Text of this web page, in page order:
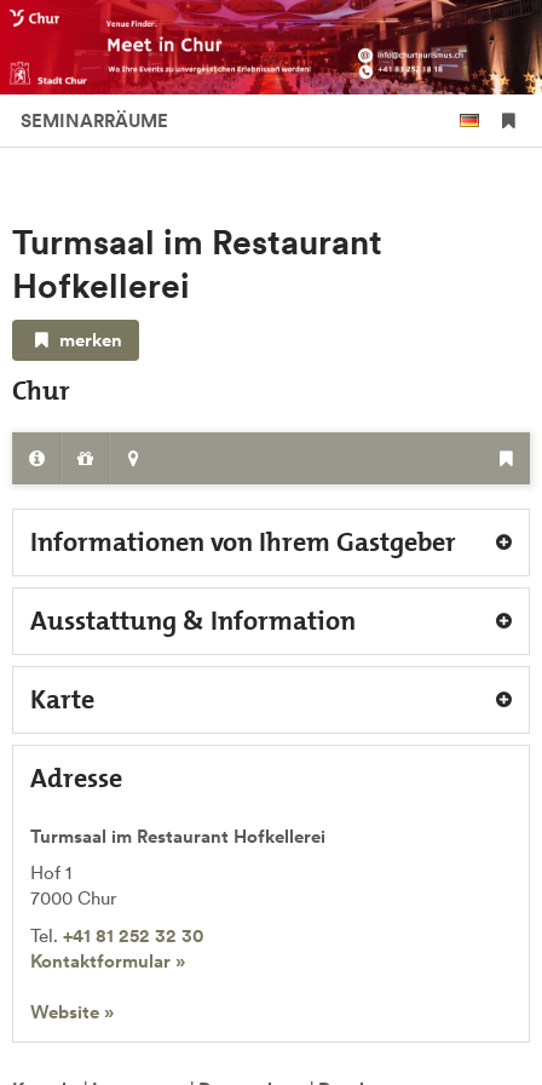
SEMINARRÄUME
Turmsaal im Restaurant
Hofkellerei
merken
Chur
Informationen von Ihrem Gastgeber
Ausstattung & Information
Karte
Adresse
Turmsaal im Restaurant Hofkellerei
Hof 1
7000 Chur
Tel. +41 81 252 32 30
Kontaktformular »
Website »